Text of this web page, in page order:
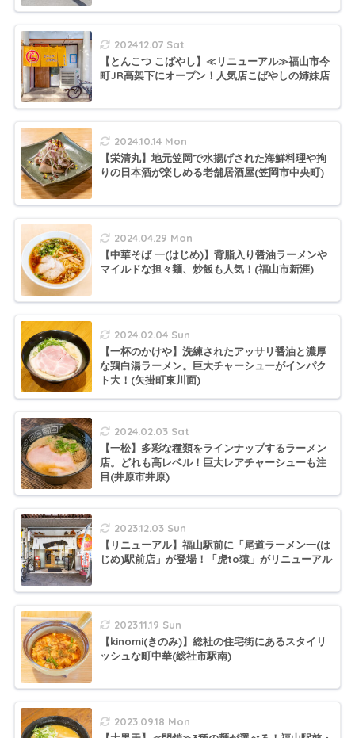
2024.12.07 Sat
【とんこつ こばやし】≪リニューアル≫福山市今
町JR高架下にオープン！人気店こばやしの姉妹店
2024.10.14 Mon
【栄清丸】地元笠岡で水揚げされた海鮮料理や拘
りの日本酒が楽しめる老舗居酒屋(笠岡市中央町)
2024.04.29 Mon
【中華そば 一(はじめ)】背脂入り醤油ラーメンや
マイルドな担々麺、炒飯も人気！(福山市新涯)
2024.02.04 Sun
【一杯のかけや】洗練されたアッサリ醤油と濃厚
な鶏白湯ラーメン。巨大チャーシューがインパク
ト大！(矢掛町東川面)
2024.02.03 Sat
【一松】多彩な種類をラインナップするラーメン
店。どれも高レベル！巨大レアチャーシューも注
目(井原市井原)
2023.12.03 Sun
【リニューアル】福山駅前に「尾道ラーメン一(は
じめ)駅前店」が登場！「虎to猿」がリニューアル
2023.11.19 Sun
【kinomi(きのみ)】総社の住宅街にあるスタイリ
ッシュな町中華(総社市駅南)
2023.09.18 Mon